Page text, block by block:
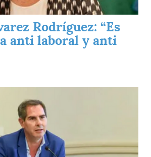
Rodríguez: “Es
anti laboral y anti